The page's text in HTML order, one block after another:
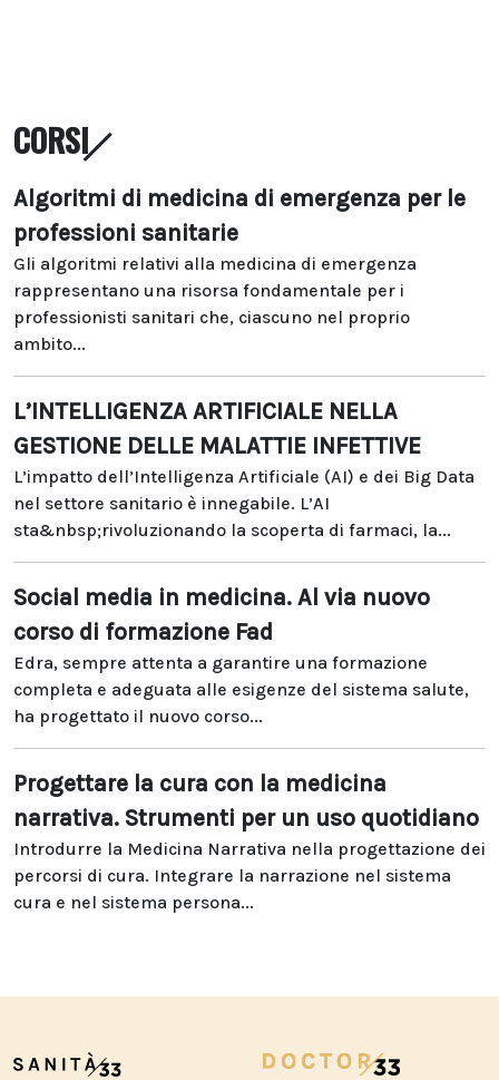
CORSI
Algoritmi di medicina di emergenza per le
professioni sanitarie
Gli algoritmi relativi alla medicina di emergenza
rappresentano una risorsa fondamentale per i
professionisti sanitari che, ciascuno nel proprio
ambito...
L’INTELLIGENZA ARTIFICIALE NELLA
GESTIONE DELLE MALATTIE INFETTIVE
L’impatto dell’Intelligenza Artificiale (AI) e dei Big Data
nel settore sanitario è innegabile. L’AI
sta&nbsp;rivoluzionando la scoperta di farmaci, la...
Social media in medicina. Al via nuovo
corso di formazione Fad
Edra, sempre attenta a garantire una formazione
completa e adeguata alle esigenze del sistema salute,
ha progettato il nuovo corso...
Progettare la cura con la medicina
narrativa. Strumenti per un uso quotidiano
Introdurre la Medicina Narrativa nella progettazione dei
percorsi di cura. Integrare la narrazione nel sistema
cura e nel sistema persona...